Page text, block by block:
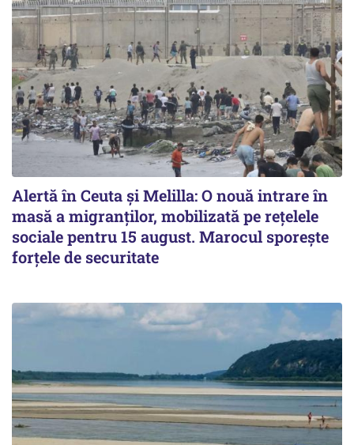
Alertă în Ceuta și Melilla: O nouă intrare în
masă a migranților, mobilizată pe rețelele
sociale pentru 15 august. Marocul sporește
forțele de securitate